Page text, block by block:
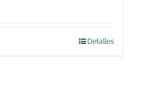
Detalles